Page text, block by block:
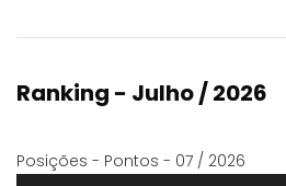
Ranking - Julho / 2026
Posições - Pontos - 07 / 2026